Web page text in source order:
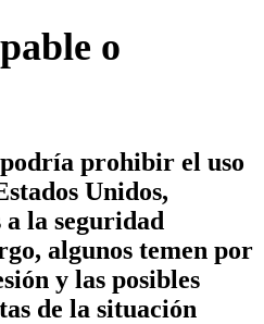
o
prohibir el uso
Unidos,
a la seguridad
algunos temen por
y las posibles
de la situación